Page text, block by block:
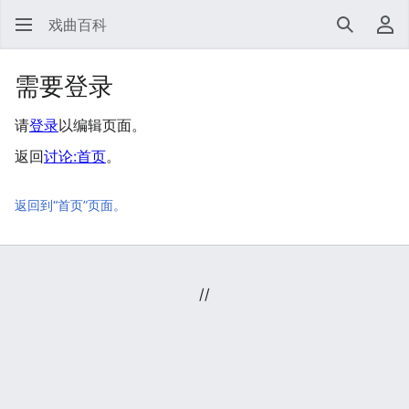
戏曲百科 搜索 用
需要登录
请登录以编辑页面。
返回讨论:首页。
返回到“首页”页面。
//